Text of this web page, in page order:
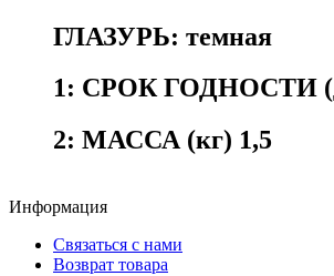
ГЛАЗУРЬ: темная
1: СРОК ГОДНОСТИ
2: МАССА (кг) 1,5
Информация
Связаться с нами
Возврат товара